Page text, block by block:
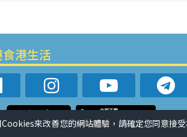
港生活
來改善您的網站體驗，請確定您同意接